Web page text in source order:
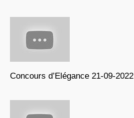
Concours d’Elégance 21-09-2022